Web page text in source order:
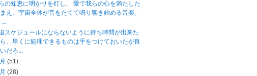
の知恵に明かりを灯し、 愛で我らの心を満たした
まえ。宇宙全体が音をたてて鳴り響き始める音楽。
-...
スケジュールにならないように待ち時間が出来た
ら、早くに処理できるものは手をつけておいたが良
いだろ...
(51)
(28)